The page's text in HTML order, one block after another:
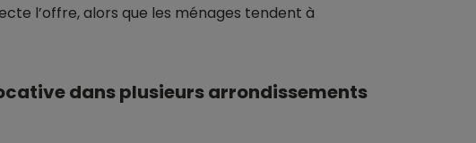
l’offre, alors que les ménages tendent à
dans plusieurs arrondissements